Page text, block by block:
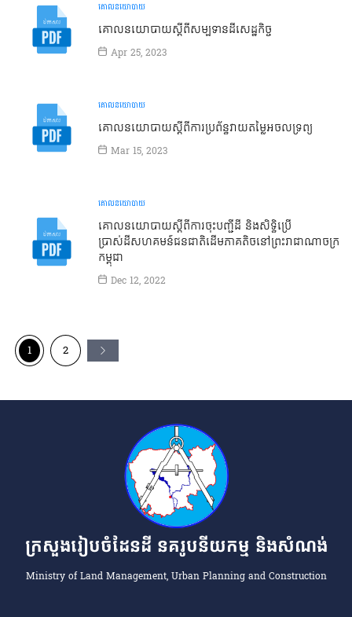
គោលនយោបាយ
គោលនយោបាយស្ដីពីសម្បទានដីសេដ្ឋកិច្ច
Apr 25, 2023
គោលនយោបាយ
គោលនយោបាយស្ដីពីការប្រព័ន្ធវាយតម្លៃអចលទ្រព្យ
Mar 15, 2023
គោលនយោបាយ
គោលនយោបាយស្ដីពីការចុះបញ្ជីដី និងសិទ្ធិប្រើ
ប្រាស់ដីសហគមន៍ជនជាតិដើមភាគតិចនៅព្រះរាជាណាចក្រ
កម្ពុជា
Dec 12, 2022
1 2
ក្រសួងរៀបចំដែនដី នគរូបនីយកម្ម និងសំណង់
Ministry of Land Management, Urban Planning and Construction